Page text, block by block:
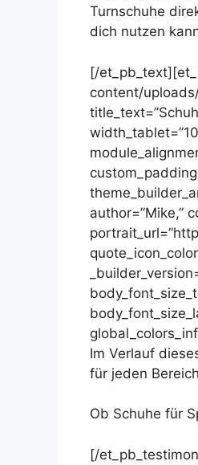
Turnschuhe
dich nutzen
[/
content/
author=”Mike,”
Im Verlauf
für jeden
Ob Schuhe für
[/